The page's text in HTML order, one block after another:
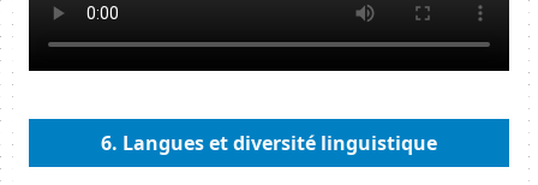
6. Langues et diversité linguistique